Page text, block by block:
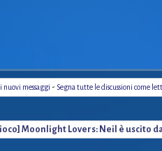
nuovi messaggi - Segna tutte le discussioni come
Moonlight Lovers: Neil è uscito